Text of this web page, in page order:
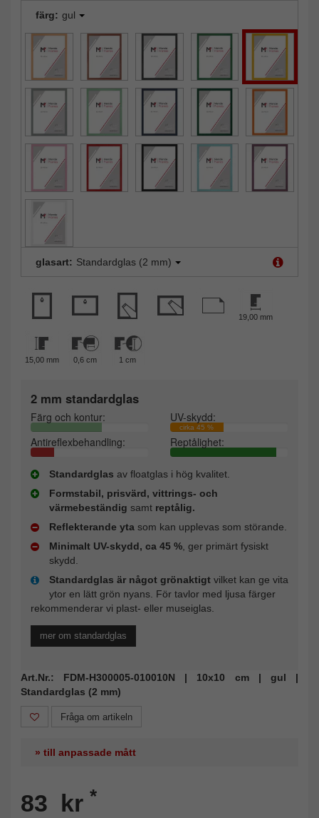
färg: gul
glasart: Standardglas (2 mm)
19,00 mm
15,00 mm 0,6 cm 1 cm
2 mm standardglas
Färg och kontur: UV-skydd:
cirka 45 %
Antireflexbehandling: Reptålighet:
Standardglas av floatglas i hög kvalitet.
Formstabil, prisvärd, vittrings- och
värmebeständig samt reptålig.
Reflekterande yta som kan upplevas som störande.
Minimalt UV-skydd, ca 45 % , ger primärt fysiskt
skydd.
Standardglas är något grönaktigt vilket kan ge vita
ytor en lätt grön nyans. För tavlor med ljusa färger
rekommenderar vi plast- eller museiglas.
mer om standardglas
Art.Nr.: FDM-H300005-010010N | 10x10 cm | gul |
Standardglas (2 mm)
Fråga om artikeln
» till anpassade mått
83 kr *